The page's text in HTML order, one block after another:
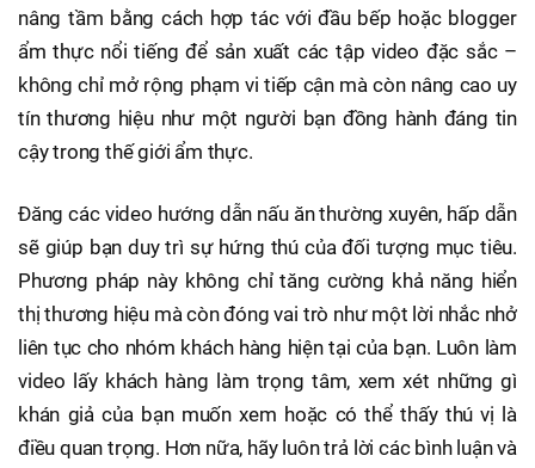
nâng tầm bằng cách hợp tác với đầu bếp hoặc blogger
ẩm thực nổi tiếng để sản xuất các tập video đặc sắc –
không chỉ mở rộng phạm vi tiếp cận mà còn nâng cao uy
tín thương hiệu như một người bạn đồng hành đáng tin
cậy trong thế giới ẩm thực.
Đăng các video hướng dẫn nấu ăn thường xuyên, hấp dẫn
sẽ giúp bạn duy trì sự hứng thú của đối tượng mục tiêu.
Phương pháp này không chỉ tăng cường khả năng hiển
thị thương hiệu mà còn đóng vai trò như một lời nhắc nhở
liên tục cho nhóm khách hàng hiện tại của bạn. Luôn làm
video lấy khách hàng làm trọng tâm, xem xét những gì
khán giả của bạn muốn xem hoặc có thể thấy thú vị là
điều quan trọng. Hơn nữa, hãy luôn trả lời các bình luận và